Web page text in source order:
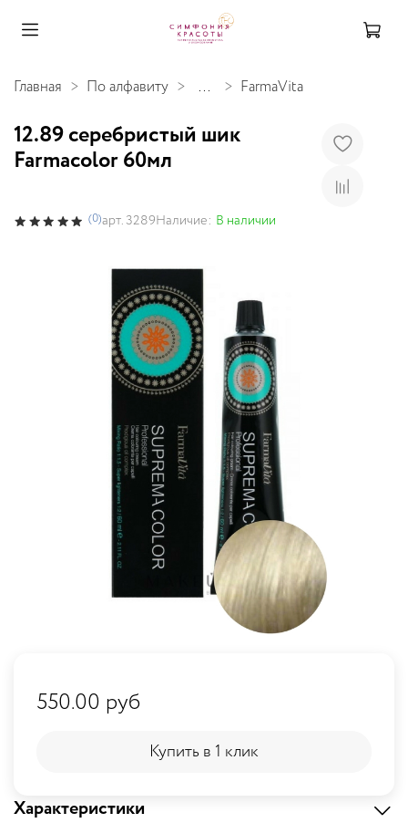
Главная По алфавиту ... FarmaVita
12.89 серебристый шик
Farmacolor 60мл
(0)арт.3289Наличие: В наличии
Характеристики
550.00 руб
Купить в 1 клик
Купить в 1 клик